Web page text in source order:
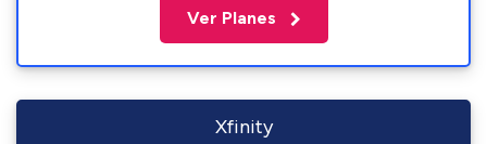
Ver Planes
Xfinity